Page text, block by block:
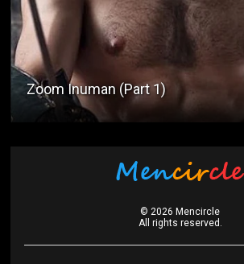
Zoom Inuman (Part 1)
©2026 Mencircle
All rights reserved.